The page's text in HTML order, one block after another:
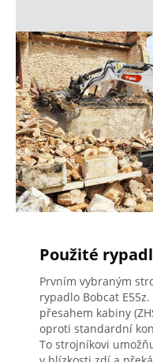
Použité
Prvním vybraným
rypadlo Bobcat
přesahem kabiny
oproti standardní
To strojníkovi